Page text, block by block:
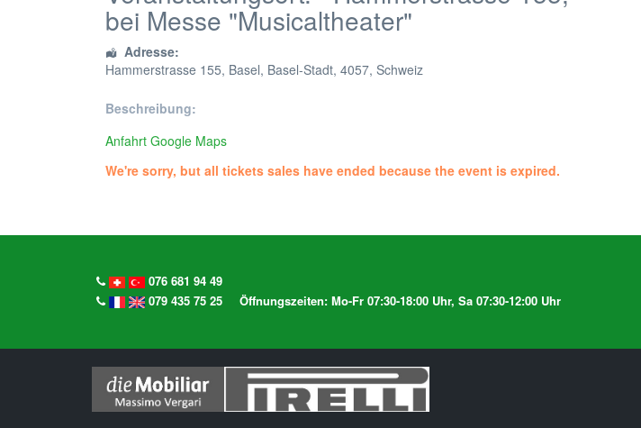
bei Messe "Musicaltheater"
Adresse:
Hammerstrasse 155, Basel, Basel-Stadt, 4057, Schweiz
Beschreibung:
Anfahrt Google Maps
We're sorry, but all tickets sales have ended because the event is expired.
076 681 94 49
079 435 75 25
Öffnungszeiten: Mo-Fr 07:30-18:00 Uhr, Sa 07:30-12:00 Uhr